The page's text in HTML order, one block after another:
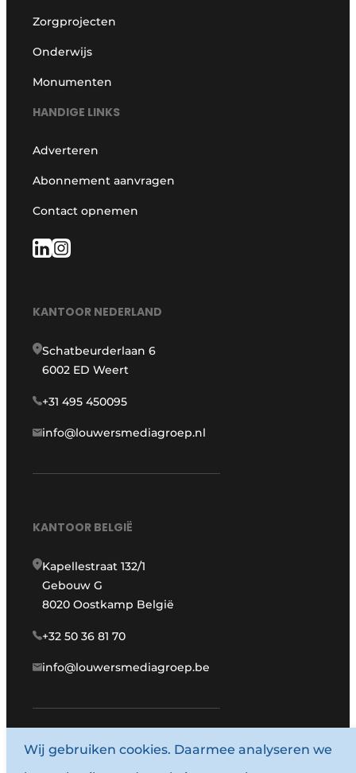
Zorgprojecten
Onderwijs
Monumenten
HANDIGE LINKS
Adverteren
Abonnement aanvragen
Contact opnemen
KANTOOR NEDERLAND
Schatbeurderlaan 6
6002 ED Weert
+31 495 450095
info@louwersmediagroep.nl
KANTOOR BELGIË
Kapellestraat 132/1
Gebouw G
8020 Oostkamp België
+32 50 36 81 70
info@louwersmediagroep.be
www.louwersmediagroep.com
Wij gebruiken cookies. Daarmee analyseren we